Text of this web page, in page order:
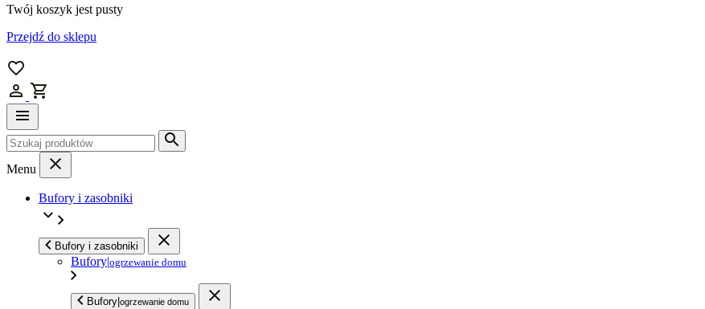
Twój koszyk jest pusty
Przejdź do sklepu
Menu
Bufory i zasobniki
Bufory i zasobniki
Bufory|ogrzewanie domu
Bufory ogrzewanie domu